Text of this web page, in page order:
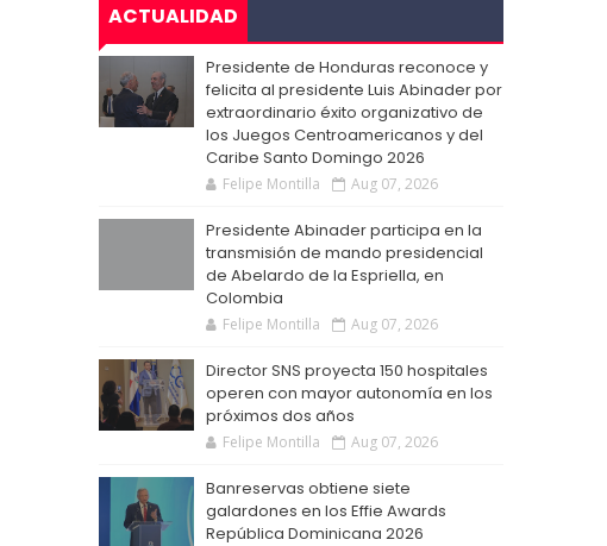
ACTUALIDAD
Presidente de Honduras reconoce y
felicita al presidente Luis Abinader por
extraordinario éxito organizativo de
los Juegos Centroamericanos y del
Caribe Santo Domingo 2026
Felipe Montilla Aug 07, 2026
Presidente Abinader participa en la
transmisión de mando presidencial
de Abelardo de la Espriella, en
Colombia
Felipe Montilla Aug 07, 2026
Director SNS proyecta 150 hospitales
operen con mayor autonomía en los
próximos dos años
Felipe Montilla Aug 07, 2026
Banreservas obtiene siete
galardones en los Effie Awards
República Dominicana 2026